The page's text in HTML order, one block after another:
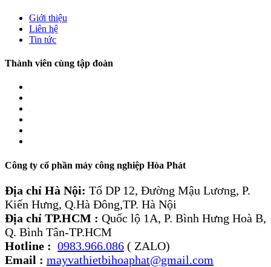
Giới thiệu
Liên hệ
Tin tức
Thành viên cùng tập đoàn
Công ty cổ phần máy công nghiệp Hòa Phát
Địa chỉ Hà Nội: Tổ DP 12, Đường Mậu Lương, P.
Kiến Hưng, Q.Hà Đông,TP. Hà Nội
Địa chỉ TP.HCM : Quốc lộ 1A, P. Bình Hưng Hoà B,
Q. Bình Tân-TP.HCM
Hotline : 0983.966.086 ( ZALO)
Email : mayvathietbihoaphat@gmail.com